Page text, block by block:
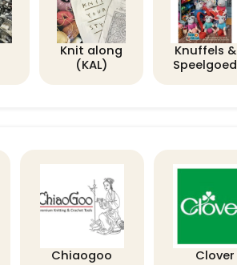
Knit along
(KAL)
Knuffels &
Speelgoed
Chiaogoo Clover